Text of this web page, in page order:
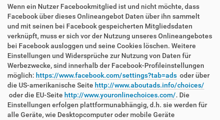
Wenn ein Nutzer Facebookmitglied ist und nicht möchte, dass
Facebook über dieses Onlineangebot Daten über ihn sammelt
und mit seinen bei Facebook gespeicherten Mitgliedsdaten
verknüpft, muss er sich vor der Nutzung unseres Onlineangebotes
bei Facebook ausloggen und seine Cookies löschen. Weitere
Einstellungen und Widersprüche zur Nutzung von Daten für
Werbezwecke, sind innerhalb der Facebook-Profileinstellungen
möglich: https://www.facebook.com/settings?tab=ads oder über
die US-amerikanische Seite http://www.aboutads.info/choices/
oder die EU-Seite http://www.youronlinechoices.com/. Die
Einstellungen erfolgen plattformunabhängig, d.h. sie werden für
alle Geräte, wie Desktopcomputer oder mobile Geräte